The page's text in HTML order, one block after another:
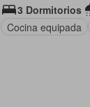
3 Dormitorios
Cocina equipada